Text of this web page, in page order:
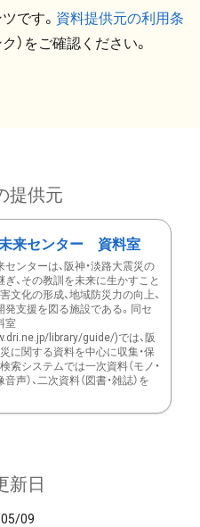
です。 資料提供元の利用条
）をご確認ください。
提供元
来センター 資料室
センターは、阪神・淡路大震災の
、その教訓を未来に生かすこと
文化の形成、地域防災力の向上、
発支援を図る施設である。同セ
室
library/guide/)では、阪
に関する資料を中心に収集・保
索システムでは一次資料（モノ・
音声）、二次資料（図書・雑誌）を
新日
09